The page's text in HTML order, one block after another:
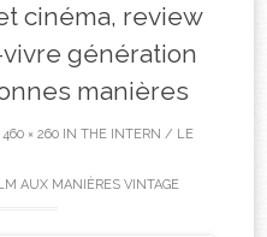
cinéma, review
génération
manières
460 × 260IN THE INTERN / LE
AUX MANIÈRES VINTAGE